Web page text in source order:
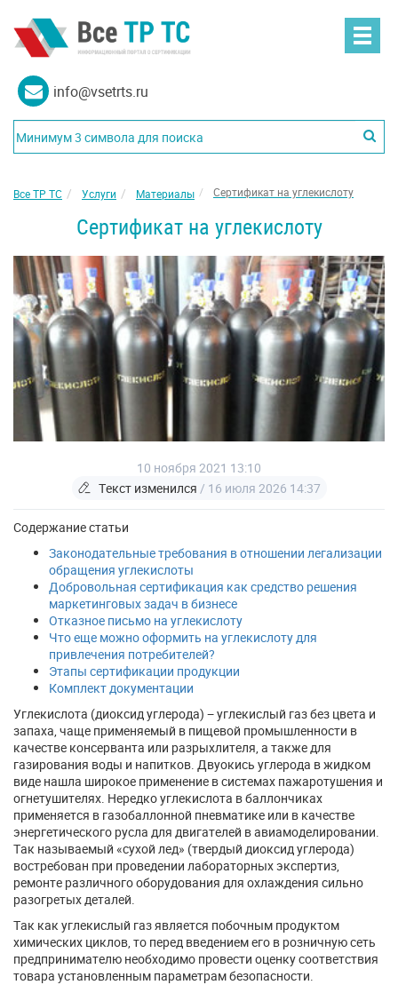
info@vsetrts.ru
Все ТР ТС Услуги Материалы Сертификат на углекислоту
Сертификат на углекислоту
10 ноября 2021 13:10
Текст изменился / 16 июля 2026 14:37
Содержание статьи
Законодательные требования в отношении легализации
обращения углекислоты
Добровольная сертификация как средство решения
маркетинговых задач в бизнесе
Отказное письмо на углекислоту
Что еще можно оформить на углекислоту для
привлечения потребителей?
Этапы сертификации продукции
Комплект документации
Углекислота (диоксид углерода) − углекислый газ без цвета и
запаха, чаще применяемый в пищевой промышленности в
качестве консерванта или разрыхлителя, а также для
газирования воды и напитков. Двуокись углерода в жидком
виде нашла широкое применение в системах пажаротушения и
огнетушителях. Нередко углекислота в баллончиках
применяется в газобаллонной пневматике или в качестве
энергетического русла для двигателей в авиамоделировании.
Так называемый «сухой лед» (твердый диоксид углерода)
востребован при проведении лабораторных экспертиз,
ремонте различного оборудования для охлаждения сильно
разогретых деталей.
Так как углекислый газ является побочным продуктом
химических циклов, то перед введением его в розничную сеть
предпринимателю необходимо провести оценку соответствия
товара установленным параметрам безопасности.